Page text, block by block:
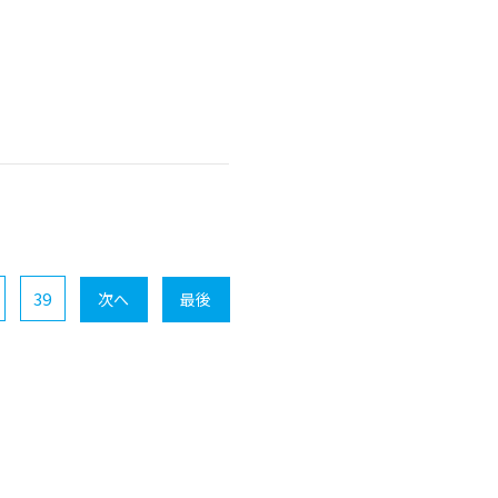
39 次へ 最後